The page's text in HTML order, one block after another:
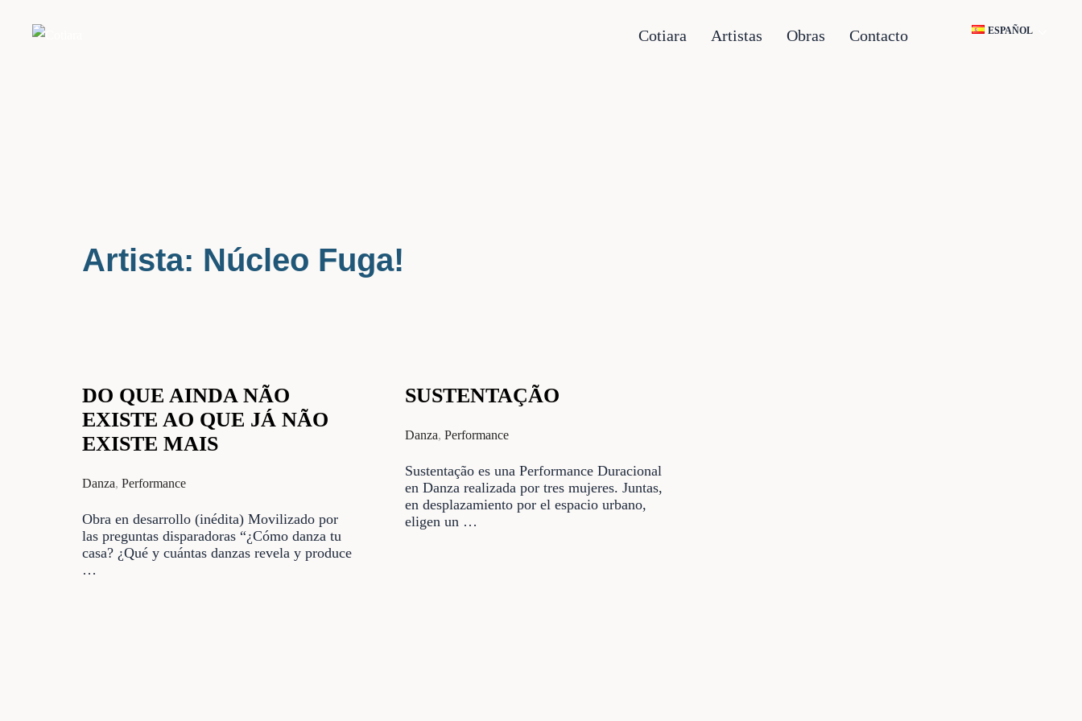
Cotiara Artistas Obras Contacto ESPAÑOL
Artista: Núcleo Fuga!
DO QUE AINDA NÃO
EXISTE AO QUE JÁ NÃO
EXISTE MAIS
Danza, Performance
Obra en desarrollo (inédita) Movilizado por
las preguntas disparadoras “¿Cómo danza tu
casa? ¿Qué y cuántas danzas revela y produce
…
SUSTENTAÇÃO
Danza,Performance
Sustentação es una Performance Duracional
en Danza realizada por tres mujeres. Juntas,
en desplazamiento por el espacio urbano,
eligen un …